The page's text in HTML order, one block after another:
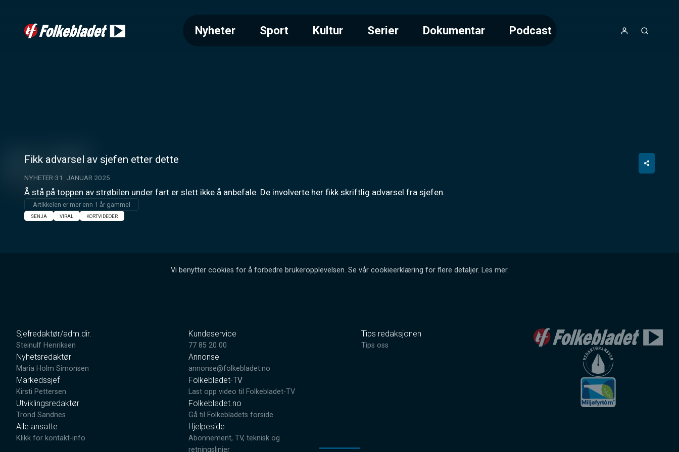
Nyheter Sport Kultur Serier Dokumentar Podcast
Fikk advarsel av sjefen etter dette
NYHETER 31. JANUAR 2025
Å stå på toppen av strøbilen under fart er slett ikke å anbefale. De involverte her fikk skriftlig advarsel fra sjefen.
Artikkelen er mer enn 1 år gammel
SENJA VIRAL KORTVIDEOER
Vi benytter cookies for å forbedre brukeropplevelsen. Se vår cookieerklæring for flere detaljer. Les mer.
Sjefredaktør/adm.dir.
Steinulf Henriksen
Nyhetsredaktør
Maria Holm Simonsen
Markedssjef
Kirsti Pettersen
Utviklingsredaktør
Trond Sandnes
Alle ansatte
Klikk for kontakt-info
Kundeservice
77 85 20 00
Annonse
annonse@folkebladet.no
Folkebladet-TV
Last opp video til Folkebladet-TV
Folkebladet.no
Gå til Folkebladets forside
Hjelpeside
Abonnement, TV, teknisk og
retningslinjer
Tips redaksjonen
Tips oss